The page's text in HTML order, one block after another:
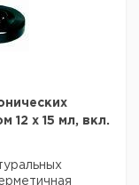
12 x 15 мл, вкл.